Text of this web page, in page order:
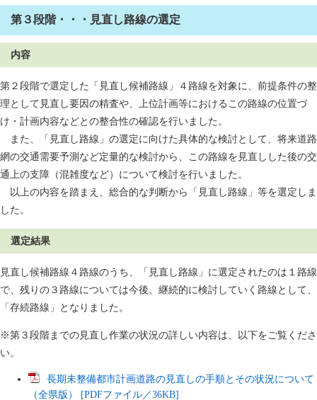
第３段階・・・見直し路線の選定
内容
第２段階で選定した「見直し候補路線」４路線を対象に、前提条件の整
理として見直し要因の精査や、上位計画等におけるこの路線の位置づ
け・計画内容などとの整合性の確認を行いました。
また、「見直し路線」の選定に向けた具体的な検討として、将来道路
網の交通需要予測など定量的な検討から、この路線を見直しした後の交
通上の支障（混雑度など）について検討を行いました。
以上の内容を踏まえ、総合的な判断から「見直し路線」等を選定しま
した。
選定結果
見直し候補路線４路線のうち、「見直し路線」に選定されたのは１路線
で、残りの３路線については今後、継続的に検討していく路線として、
「存続路線」となりました。
※第３段階までの見直し作業の状況の詳しい内容は、以下をご覧くださ
い。
長期未整備都市計画道路の見直しの手順とその状況について
（全県版） [PDFファイル／36KB]